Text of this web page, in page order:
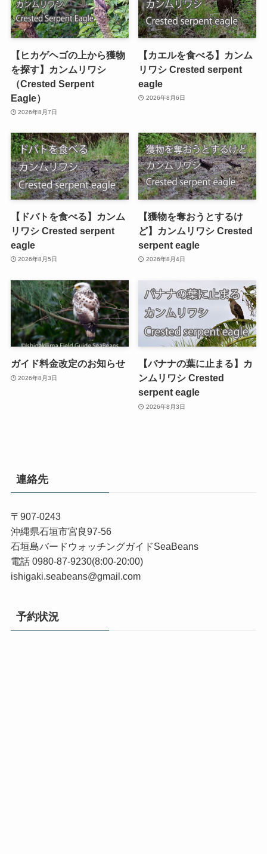
【ヒカゲヘゴの上から獲物
を探す】カンムリワシ
（Crested Serpent
Eagle）
2026年8月7日
【カエルを食べる】カンム
リワシ Crested serpent
eagle
2026年8月6日
【ドバトを食べる】カンム
リワシ Crested serpent
eagle
2026年8月5日
【獲物を奪おうとするけ
ど】カンムリワシ Crested
serpent eagle
2026年8月4日
ガイド料金改定のお知らせ
2026年8月3日
【バナナの葉に止まる】カ
ンムリワシ Crested
serpent eagle
2026年8月3日
連絡先
〒907-0243
沖縄県石垣市宮良97-56
石垣島バードウォッチングガイドSeaBeans
電話 0980-87-9230(8:00-20:00)
ishigaki.seabeans@gmail.com
予約状況